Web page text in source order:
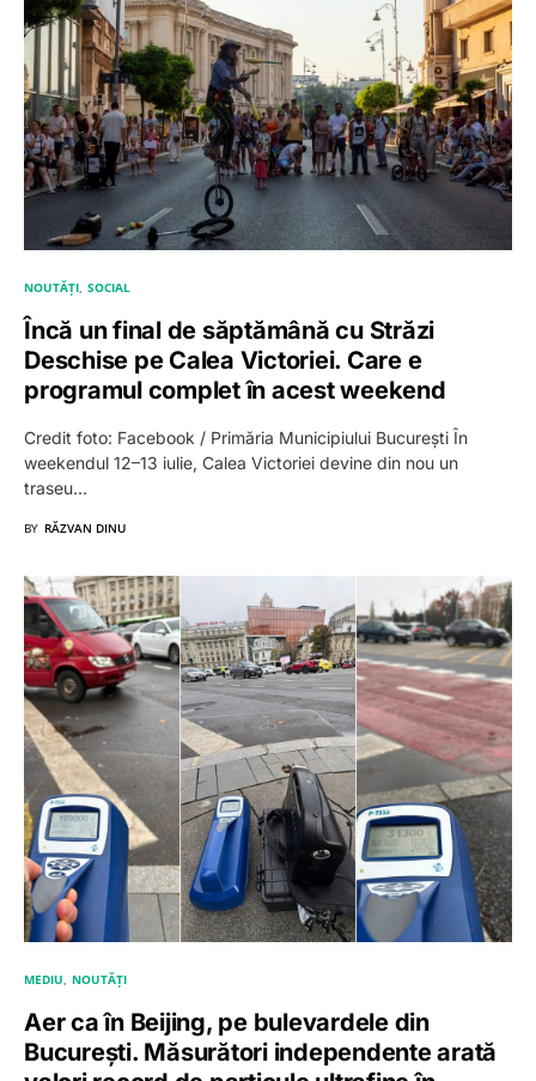
NOUTĂȚI SOCIAL
Încă un final de săptămână cu Străzi
Deschise pe Calea Victoriei. Care e
programul complet în acest weekend
Credit foto: Facebook / Primăria Municipiului Bucureşti În
weekendul 12–13 iulie, Calea Victoriei devine din nou un
traseu…
BY RĂZVAN DINU
MEDIU NOUTĂȚI
Aer ca în Beijing, pe bulevardele din
București. Măsurători independente arată